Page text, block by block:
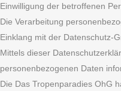
Einwilligung der betroffenen
Die Verarbeitung
Einklang mit der Datenschutz-
Mittels dieser
personenbezogenen Daten
Die Das Tropenparadies OhG